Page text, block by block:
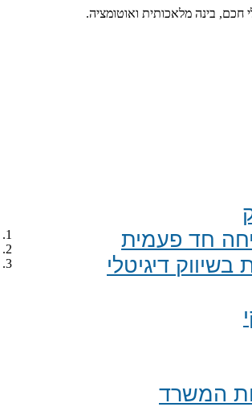
חכם, בינה מלאכותית ואוטומציה.
חד פעמית​
דיגיטלי
המשרד